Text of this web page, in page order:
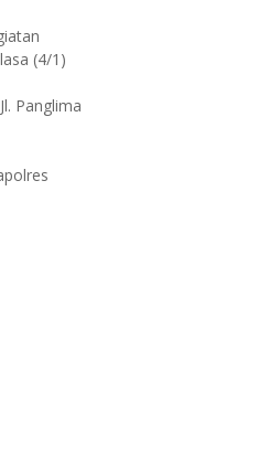
(4/1)
Panglima